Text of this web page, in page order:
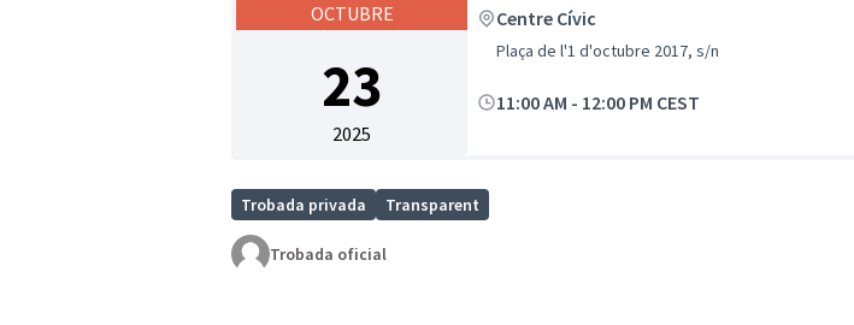
OCTUBRE
23
2025
Centre Cívic
Plaça de l'1 d'octubre 2017, s/n
11:00 AM - 12:00 PM CEST
Trobada privada Transparent
Trobada oficial